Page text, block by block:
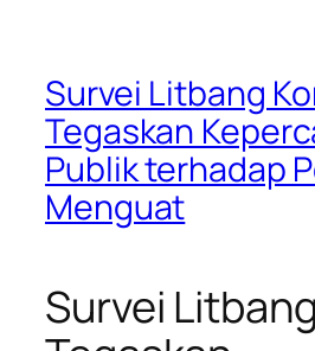
Survei Litbang
Tegaskan
Publik terhadap
Menguat
Survei